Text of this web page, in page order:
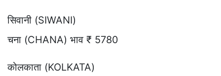
सिवानी (SIWANI)
चना (CHANA) भाव ₹ 5780
कोलकाता (KOLKATA)